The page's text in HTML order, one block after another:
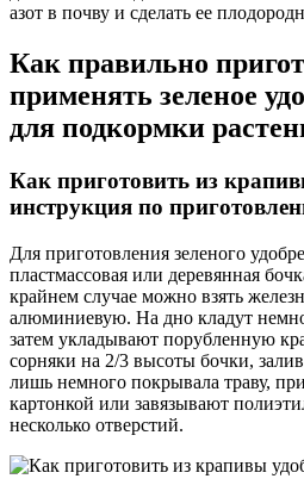
азот в почву и сделать ее
Как правильно
применять зеленое
для подкормки
Как приготовить из
инструкция по
Для приготовления зеленого
пластмассовая или деревянная
крайнем случае можно взять
алюминиевую. На дно кладут
затем укладывают порубленную
сорняки на 2/3 высоты бочки,
лишь немного покрывала траву,
картонкой или завязывают
несколько отверстий.